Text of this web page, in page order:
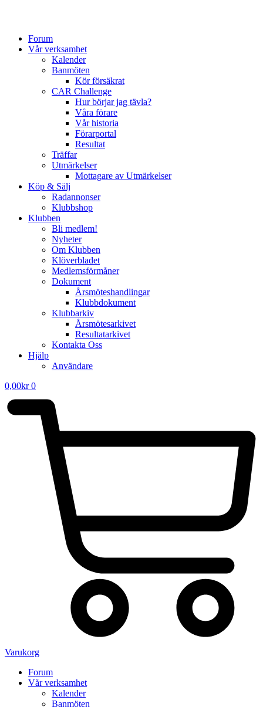
Forum
Vår verksamhet
Kalender
Banmöten
Kör försäkrat
CAR Challenge
Hur börjar jag tävla?
Våra förare
Vår historia
Förarportal
Resultat
Träffar
Utmärkelser
Mottagare av Utmärkelser
Köp & Sälj
Radannonser
Klubbshop
Klubben
Bli medlem!
Nyheter
Om Klubben
Klöverbladet
Medlemsförmåner
Dokument
Årsmöteshandlingar
Klubbdokument
Klubbarkiv
Årsmötesarkivet
Resultatarkivet
Kontakta Oss
Hjälp
Användare
0,00kr 0
Varukorg
Forum
Vår verksamhet
Kalender
Banmöten